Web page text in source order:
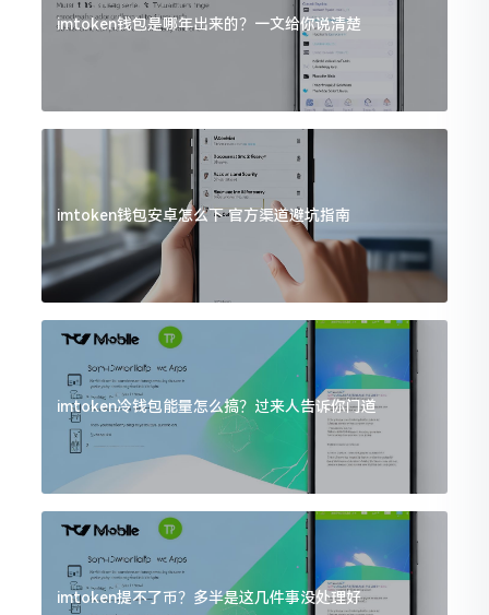
imtoken钱包是哪年出来的？一文给你说清楚
imtoken钱包安卓怎么下 官方渠道避坑指南
imtoken冷钱包能量怎么搞？过来人告诉你门道
imtoken提不了币？多半是这几件事没处理好